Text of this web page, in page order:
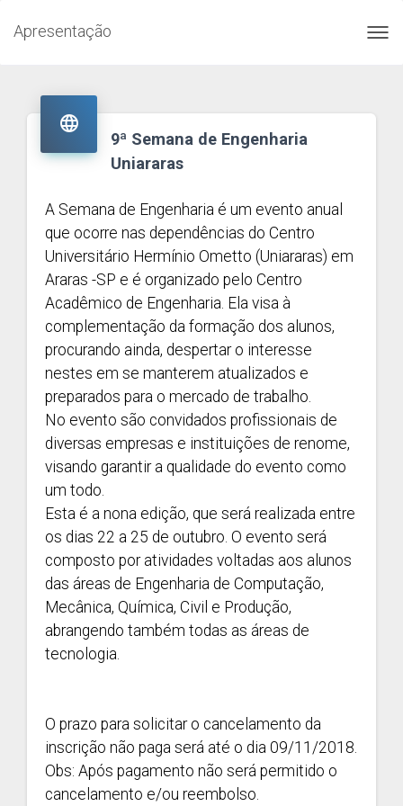
Apresentação

9ª Semana de Engenharia
Uniararas
A Semana de Engenharia é um evento anual
que ocorre nas dependências do Centro
Universitário Hermínio Ometto (Uniararas) em
Araras -SP e é organizado pelo Centro
Acadêmico de Engenharia. Ela visa à
complementação da formação dos alunos,
procurando ainda, despertar o interesse
nestes em se manterem atualizados e
preparados para o mercado de trabalho.
No evento são convidados profissionais de
diversas empresas e instituições de renome,
visando garantir a qualidade do evento como
um todo.
Esta é a nona edição, que será realizada entre
os dias 22 a 25 de outubro. O evento será
composto por atividades voltadas aos alunos
das áreas de Engenharia de Computação,
Mecânica, Química, Civil e Produção,
abrangendo também todas as áreas de
tecnologia.
O prazo para solicitar o cancelamento da
inscrição não paga será até o dia 09/11/2018.
Obs: Após pagamento não será permitido o
cancelamento e/ou reembolso.